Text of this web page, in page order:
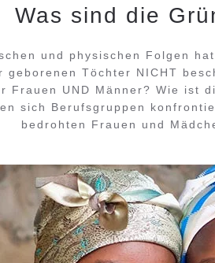
Was sind die
und physischen Folgen
geborenen Töchter NICHT
Frauen UND Männer? Wie ist
sich Berufsgruppen
bedrohten Frauen und